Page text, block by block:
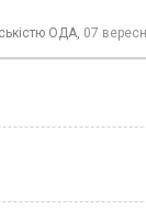
ОДА, 07